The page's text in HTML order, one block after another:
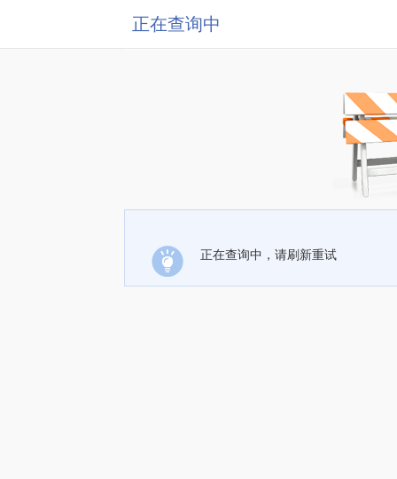
正在查询中
正在查询中，请刷新重试